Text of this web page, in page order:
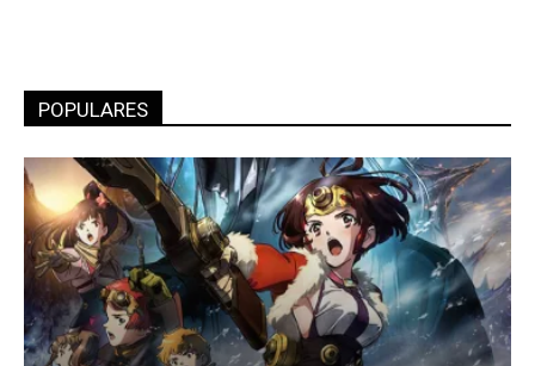
POPULARES